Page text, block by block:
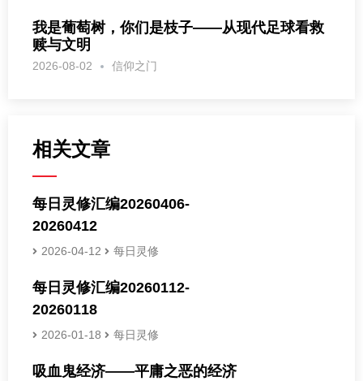
我是葡萄树，你们是枝子——从现代足球看救
赎与文明
2026-08-02 信仰之门
相关文章
每日灵修汇编20260406-
20260412
2026-04-12 每日灵修
每日灵修汇编20260112-
20260118
2026-01-18 每日灵修
吸血鬼经济——平庸之恶的经济